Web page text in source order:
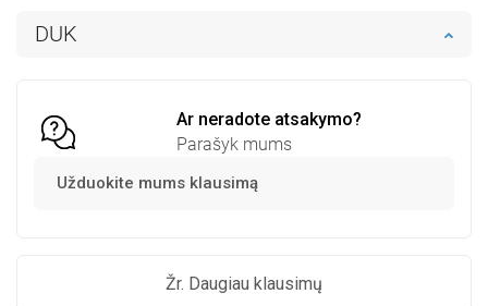
DUK
Ar neradote atsakymo?
Parašyk mums
Užduokite mums klausimą
Žr. Daugiau klausimų